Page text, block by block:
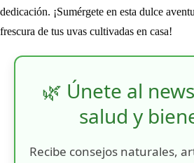
dedicación. ¡Sumérgete en esta dulce
frescura de tus uvas cultivadas en casa!
🌿 Únete al
salud y
Recibe consejos naturales,